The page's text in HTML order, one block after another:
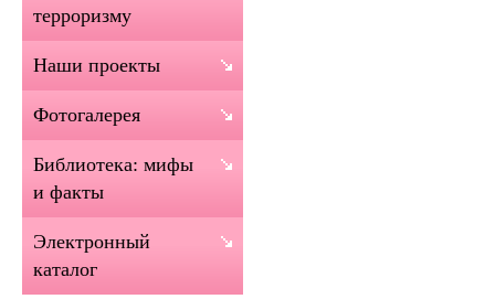
терроризму
Наши проекты
Фотогалерея
Библиотека: мифы
и факты
Электронный
каталог